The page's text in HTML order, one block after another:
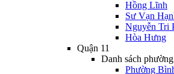
Hồng Lĩnh
Sư Vạn
Nguyễn Tri
Hòa Hưng
Quận 11
Danh sách phường
Phường